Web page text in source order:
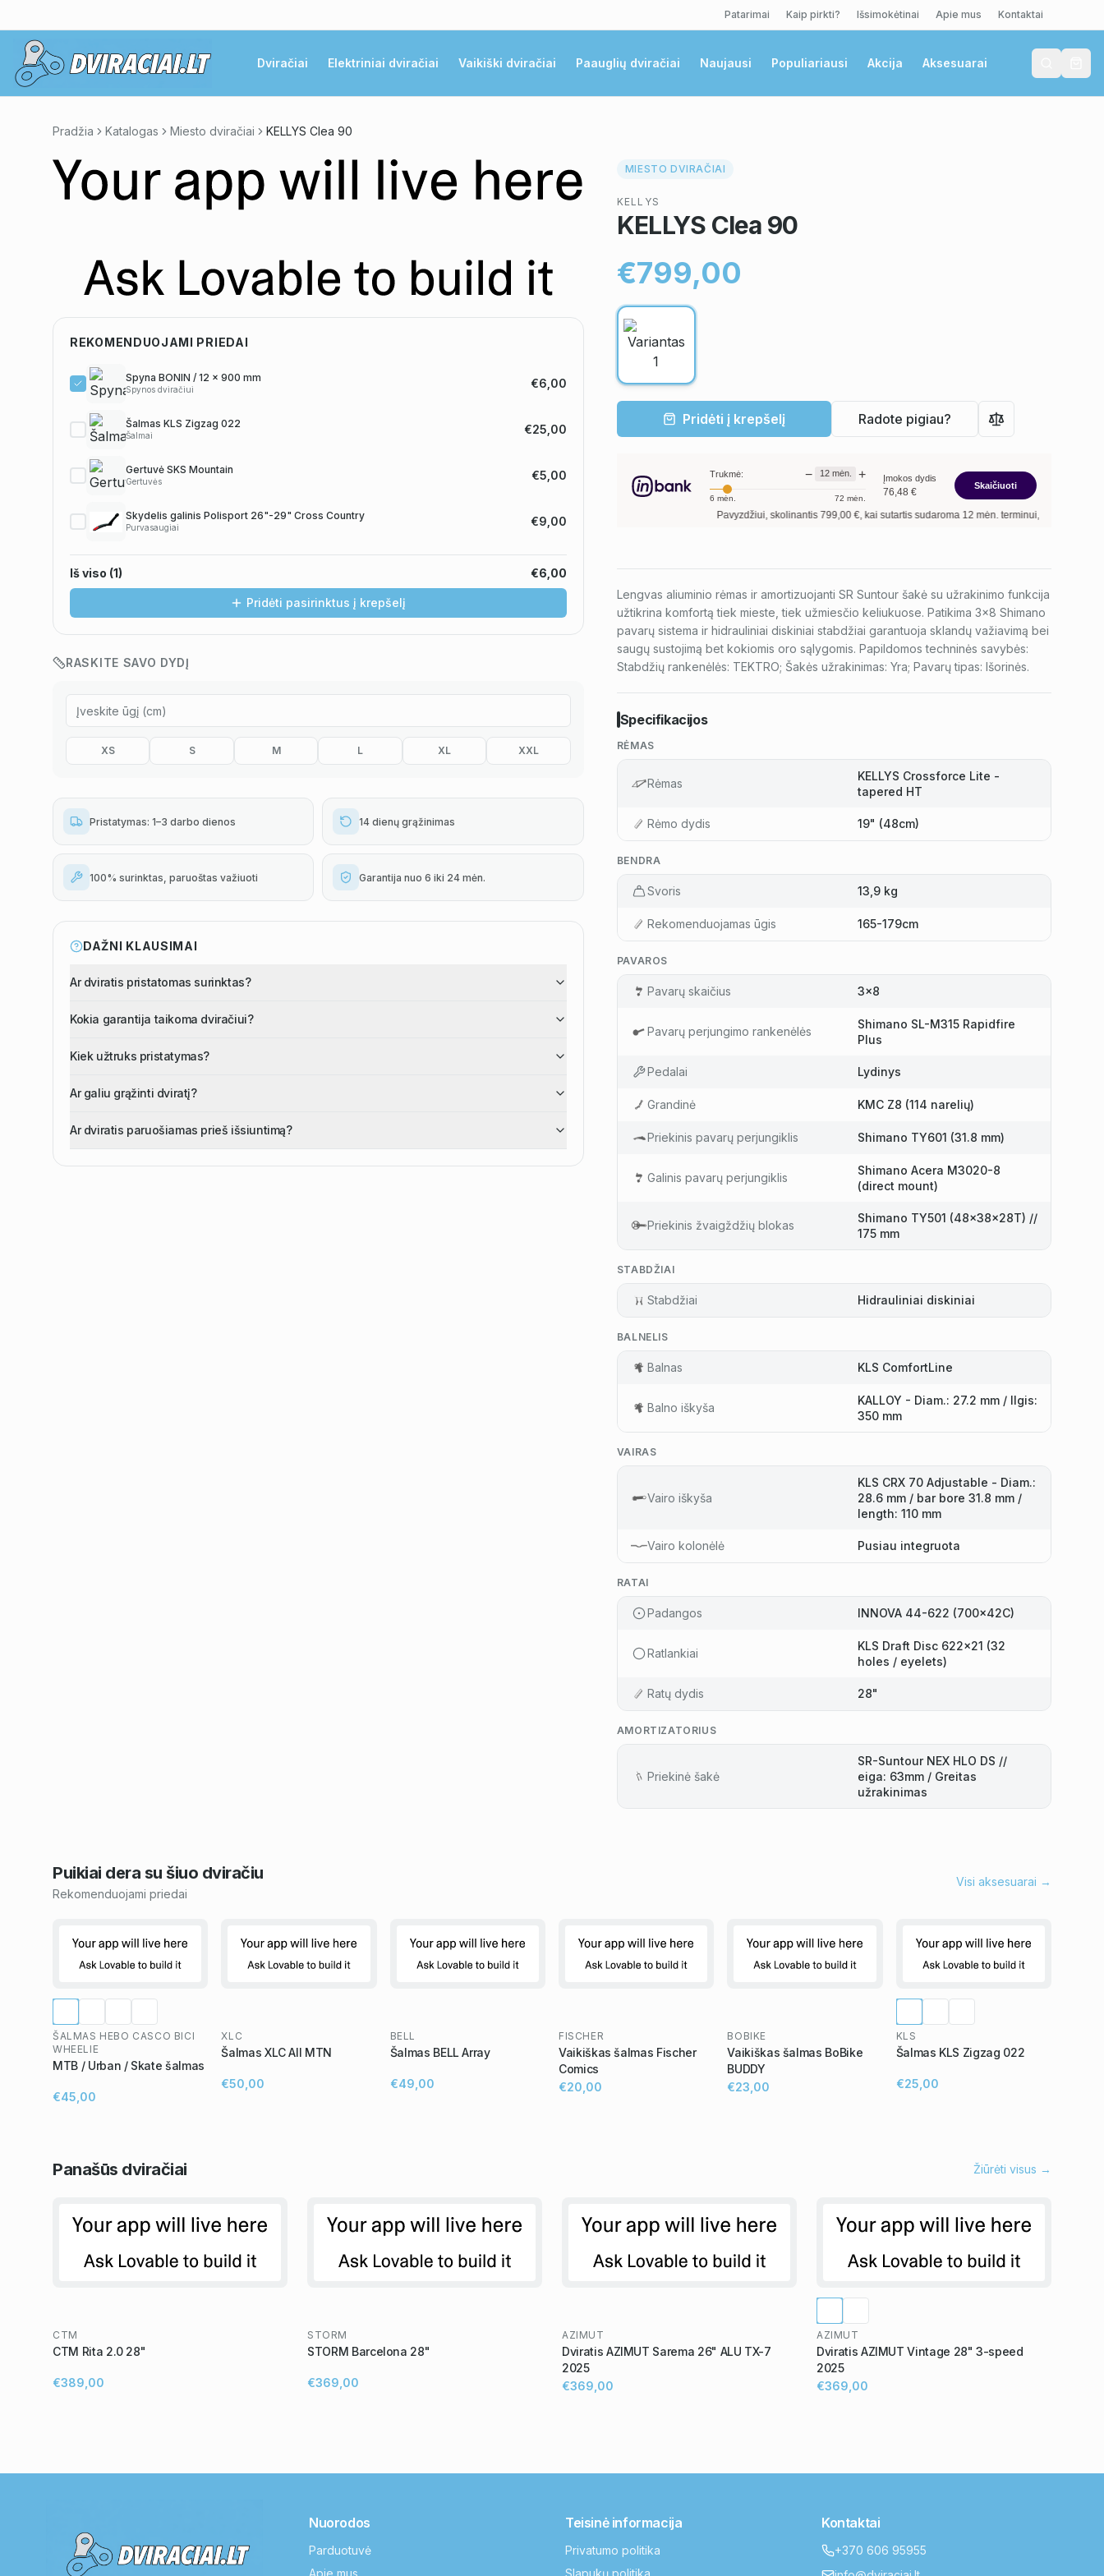
Patarimai Kaip pirkti? Išsimokėtinai Apie mus Kontaktai
Dviračiai Elektriniai dviračiai Vaikiški dviračiai Paauglių dviračiai Naujausi Populiariausi Akcija Aksesuarai
Pradžia Katalogas Miesto dviračiai KELLYS Clea 90
REKOMENDUOJAMI PRIEDAI
Spyna BONIN / 12 x 900 mm
Spynos dviračiui €6,00
Šalmas KLS Zigzag 022
Šalmai €25,00
Gertuvė SKS Mountain
Gertuvės €5,00
Skydelis galinis Polisport 26"-29" Cross Country
Purvasaugiai €9,00
Iš viso (1) €6,00
Pridėti pasirinktus į krepšelį
RASKITE SAVO DYDĮ
XS S M L XL XXL
Pristatymas: 1–3 darbo dienos 14 dienų grąžinimas
100% surinktas, paruoštas važiuoti Garantija nuo 6 iki 24 mėn.
DAŽNI KLAUSIMAI
Ar dviratis pristatomas surinktas?
Kokia garantija taikoma dviračiui?
Kiek užtruks pristatymas?
Ar galiu grąžinti dviratį?
Ar dviratis paruošiamas prieš išsiuntimą?
MIESTO DVIRAČIAI
KELLYS
KELLYS Clea 90
€799,00
Pridėti į krepšelį Radote pigiau?
Trukmė: − 12mėn. +
6 mėn. 72 mėn.
Įmokos dydis
76,48 €
Skaičiuoti
Pavyzdžiui, skolinantis799,00€, kai sutartis sudaroma12mėn. terminui, metinė palūkanų norma
Lengvas aliuminio rėmas ir amortizuojanti SR Suntour šakė su užrakinimo funkcija
užtikrina komfortą tiek mieste, tiek užmiesčio keliukuose. Patikima 3x8 Shimano
pavarų sistema ir hidrauliniai diskiniai stabdžiai garantuoja sklandų važiavimą bei
saugų sustojimą bet kokiomis oro sąlygomis. Papildomos techninės savybės:
Stabdžių rankenėlės: TEKTRO; Šakės užrakinimas: Yra; Pavarų tipas: Išorinės.
Specifikacijos
RĖMAS
Rėmas
KELLYS Crossforce Lite -
tapered HT
Rėmo dydis 19" (48cm)
BENDRA
Svoris 13,9 kg
Rekomenduojamas ūgis 165-179cm
PAVAROS
Pavarų skaičius 3x8
Pavarų perjungimo rankenėlės
Shimano SL-M315 Rapidfire
Plus
Pedalai Lydinys
Grandinė KMC Z8 (114 narelių)
Priekinis pavarų perjungiklis Shimano TY601 (31.8 mm)
Galinis pavarų perjungiklis
Shimano Acera M3020-8
(direct mount)
Priekinis žvaigždžių blokas
Shimano TY501 (48x38x28T) //
175 mm
STABDŽIAI
Stabdžiai Hidrauliniai diskiniai
BALNELIS
Balnas KLS ComfortLine
Balno iškyša
KALLOY - Diam.: 27.2 mm / Ilgis:
350 mm
VAIRAS
Vairo iškyša
KLS CRX 70 Adjustable - Diam.:
28.6 mm / bar bore 31.8 mm /
length: 110 mm
Vairo kolonėlė Pusiau integruota
RATAI
Padangos INNOVA 44-622 (700x42C)
Ratlankiai
KLS Draft Disc 622x21 (32
holes / eyelets)
Ratų dydis 28"
AMORTIZATORIUS
Priekinė šakė
SR-Suntour NEX HLO DS //
eiga: 63mm / Greitas
užrakinimas
Puikiai dera su šiuo dviračiu
Rekomenduojami priedai
Visi aksesuarai →
ŠALMAS HEBO CASCO BICI
WHEELIE
MTB / Urban / Skate šalmas
€45,00
XLC
Šalmas XLC All MTN
€50,00
BELL
Šalmas BELL Array
€49,00
FISCHER
Vaikiškas šalmas Fischer
Comics
€20,00
BOBIKE
Vaikiškas šalmas BoBike
BUDDY
€23,00
KLS
Šalmas KLS Zigzag 022
€25,00
Panašūs dviračiai Žiūrėti visus →
CTM
CTM Rita 2.0 28"
€389,00
STORM
STORM Barcelona 28"
€369,00
AZIMUT
Dviratis AZIMUT Sarema 26" ALU TX-7
2025
€369,00
AZIMUT
Dviratis AZIMUT Vintage 28" 3-speed
2025
€369,00
Nuorodos
Parduotuvė
Apie mus
Teisinė informacija
Privatumo politika
Slapukų politika
Kontaktai
+370 606 95955